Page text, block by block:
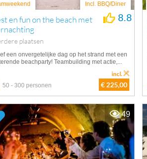
Incl. BBQ/Diner
en fun on the beach met
plaatsen
8.8
een onvergetelijke dag op het strand met een
beachparty! Teambuilding met actie,...
50 - 300 personen € 225,00
incl.
49